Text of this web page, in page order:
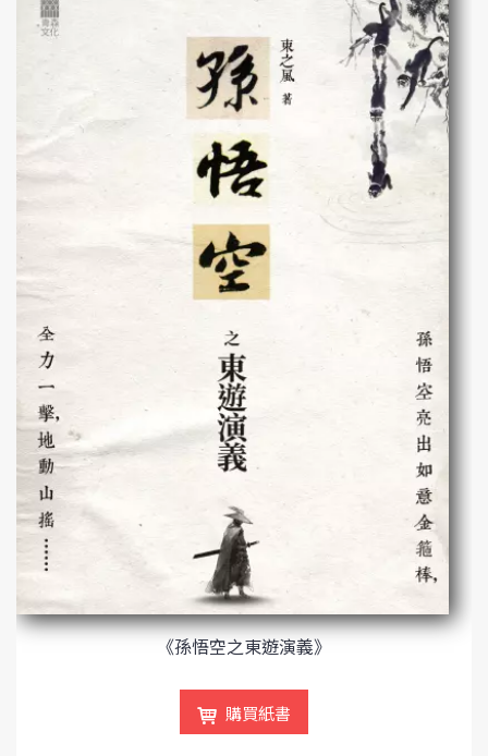
《孫悟空之東遊演義》
購買紙書